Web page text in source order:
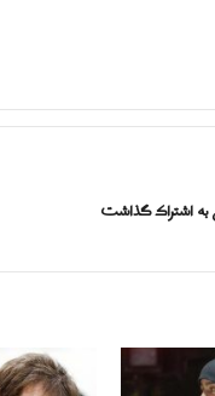
به اشتراک گذاشت